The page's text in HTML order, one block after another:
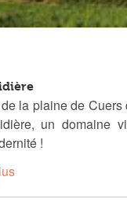
la plaine de Cuers
un domaine
!